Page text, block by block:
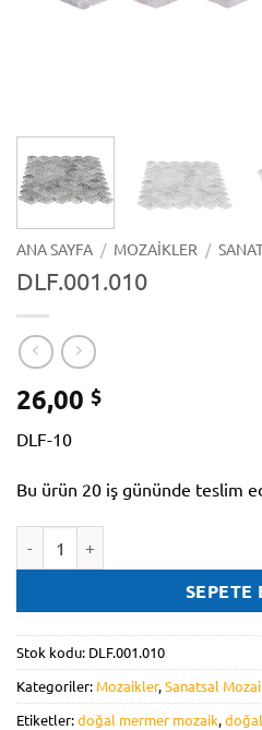
ANA SAYFA / MOZAIKLER /
DLF.001.010
26,00 $
DLF-10
Bu ürün 20 iş gününde teslim
SEPETE
Stok kodu: DLF.001.010
Kategoriler: Mozaikler,Sanatsal
Etiketler:doğal mermer mozaik,